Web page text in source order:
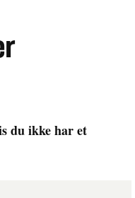
du ikke har et